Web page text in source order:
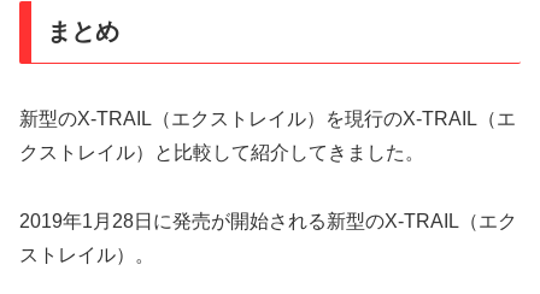
まとめ
新型のX-TRAIL（エクストレイル）を現行のX-TRAIL（エ
クストレイル）と比較して紹介してきました。
2019年1月28日に発売が開始される新型のX-TRAIL（エク
ストレイル）。